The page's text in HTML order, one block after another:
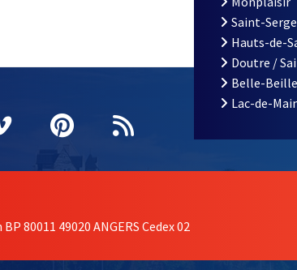
fenêtrefenêtre
une nouvelle fenêtre
Vimeo
, Ouvre une nouvelle fenêtre
Pinterest
, Ouvre une nouvelle
Flux RSS
Saint-
Hauts-de-
Doutre /
Belle-Beille
Lac-de-
80011 49020 ANGERS Cedex 02